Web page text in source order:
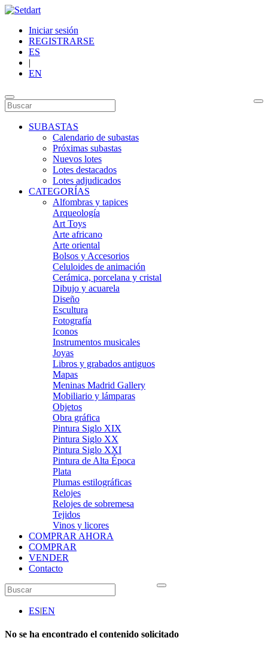
Iniciar sesión
REGISTRARSE
ES
|
EN
SUBASTAS
Calendario de subastas
Próximas subastas
Nuevos lotes
Lotes destacados
Lotes adjudicados
CATEGORÍAS
Alfombras y tapices
Arqueología
Art Toys
Arte africano
Arte oriental
Bolsos y Accesorios
Celuloides de animación
Cerámica, porcelana y cristal
Dibujo y acuarela
Diseño
Escultura
Fotografía
Iconos
Instrumentos musicales
Joyas
Libros y grabados antiguos
Mapas
Meninas Madrid Gallery
Mobiliario y lámparas
Objetos
Obra gráfica
Pintura Siglo XIX
Pintura Siglo XX
Pintura Siglo XXI
Pintura de Alta Época
Plata
Plumas estilográficas
Relojes
Relojes de sobremesa
Tejidos
Vinos y licores
COMPRAR AHORA
COMPRAR
VENDER
Contacto
ES|EN
No se ha encontrado el contenido solicitado